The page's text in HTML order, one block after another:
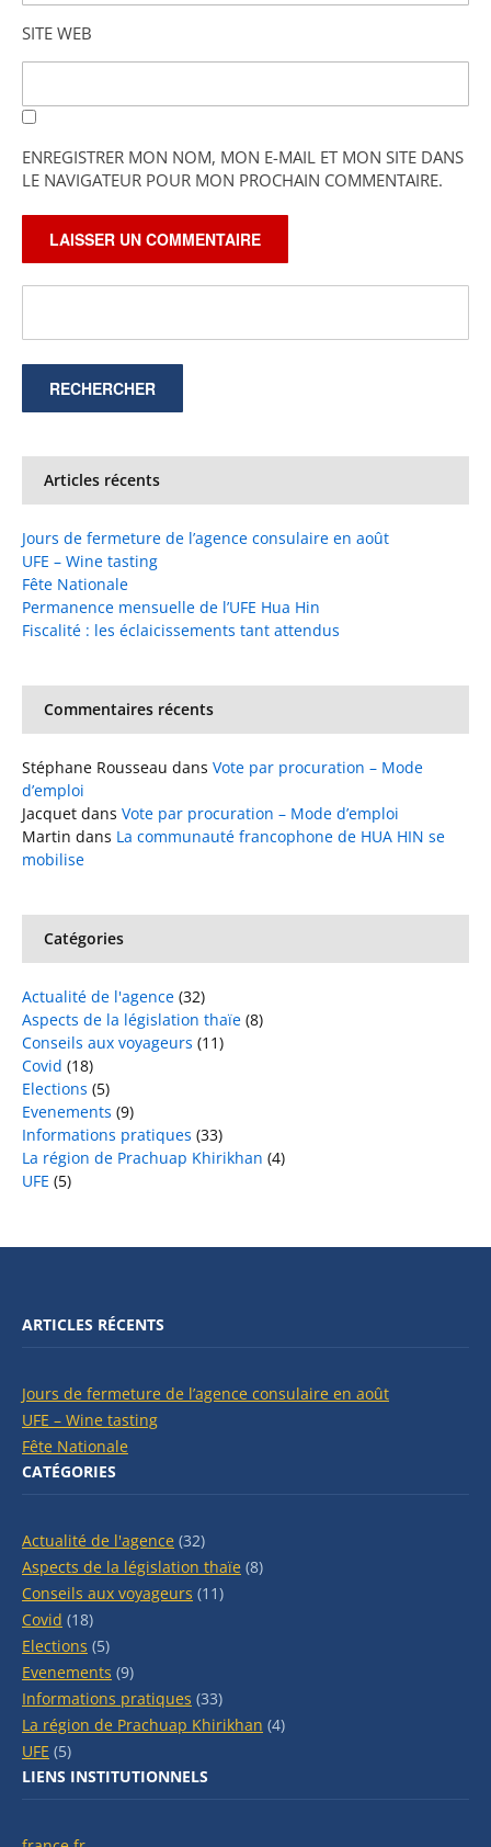
SITE WEB
ENREGISTRER MON NOM, MON E-MAIL ET MON SITE DANS
LE NAVIGATEUR POUR MON PROCHAIN COMMENTAIRE.
Articles récents
Jours de fermeture de l’agence consulaire en août
UFE – Wine tasting
Fête Nationale
Permanence mensuelle de l’UFE Hua Hin
Fiscalité : les éclaicissements tant attendus
Commentaires récents
Stéphane Rousseau dans Vote par procuration – Mode
d’emploi
Jacquet dans Vote par procuration – Mode d’emploi
Martin dans La communauté francophone de HUA HIN se
mobilise
Catégories
Actualité de l'agence (32)
Aspects de la législation thaïe (8)
Conseils aux voyageurs (11)
Covid (18)
Elections (5)
Evenements (9)
Informations pratiques (33)
La région de Prachuap Khirikhan (4)
UFE (5)
ARTICLES RÉCENTS
Jours de fermeture de l’agence consulaire en août
UFE – Wine tasting
Fête Nationale
CATÉGORIES
Actualité de l'agence (32)
Aspects de la législation thaïe (8)
Conseils aux voyageurs (11)
Covid (18)
Elections (5)
Evenements (9)
Informations pratiques (33)
La région de Prachuap Khirikhan (4)
UFE (5)
LIENS INSTITUTIONNELS